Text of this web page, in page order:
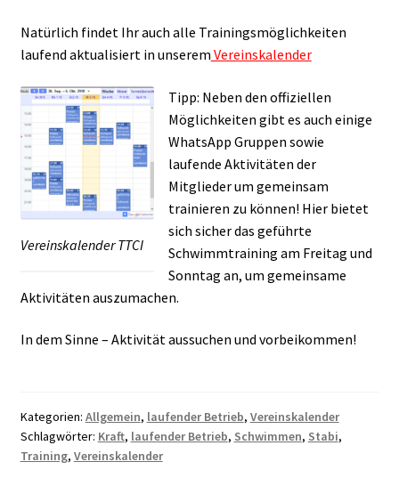
Natürlich findet Ihr auch alle Trainingsmöglichkeiten
laufend aktualisiert in unserem Vereinskalender
Vereinskalender TTCI
Tipp: Neben den offiziellen
Möglichkeiten gibt es auch einige
WhatsApp Gruppen sowie
laufende Aktivitäten der
Mitglieder um gemeinsam
trainieren zu können! Hier bietet
sich sicher das geführte
Schwimmtraining am Freitag und
Sonntag an, um gemeinsame
Aktivitäten auszumachen.
In dem Sinne – Aktivität aussuchen und vorbeikommen!
Kategorien: Allgemein, laufender Betrieb, Vereinskalender
Schlagwörter: Kraft, laufender Betrieb, Schwimmen, Stabi,
Training, Vereinskalender